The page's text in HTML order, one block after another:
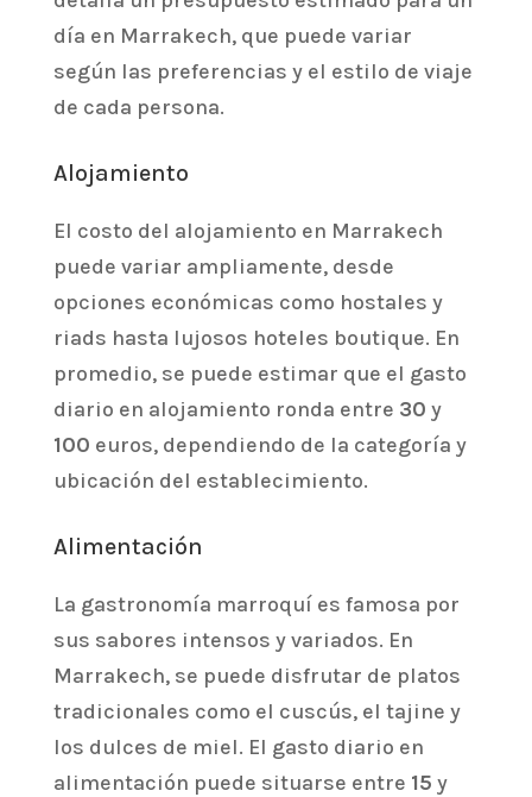
día en Marrakech, que puede variar
según las preferencias y el estilo de viaje
de cada persona.
Alojamiento
El costo del alojamiento en Marrakech
puede variar ampliamente, desde
opciones económicas como hostales y
riads hasta lujosos hoteles boutique. En
promedio, se puede estimar que el gasto
diario en alojamiento ronda entre 30 y
100 euros, dependiendo de la categoría y
ubicación del establecimiento.
Alimentación
La gastronomía marroquí es famosa por
sus sabores intensos y variados. En
Marrakech, se puede disfrutar de platos
tradicionales como el cuscús, el tajine y
los dulces de miel. El gasto diario en
alimentación puede situarse entre 15 y